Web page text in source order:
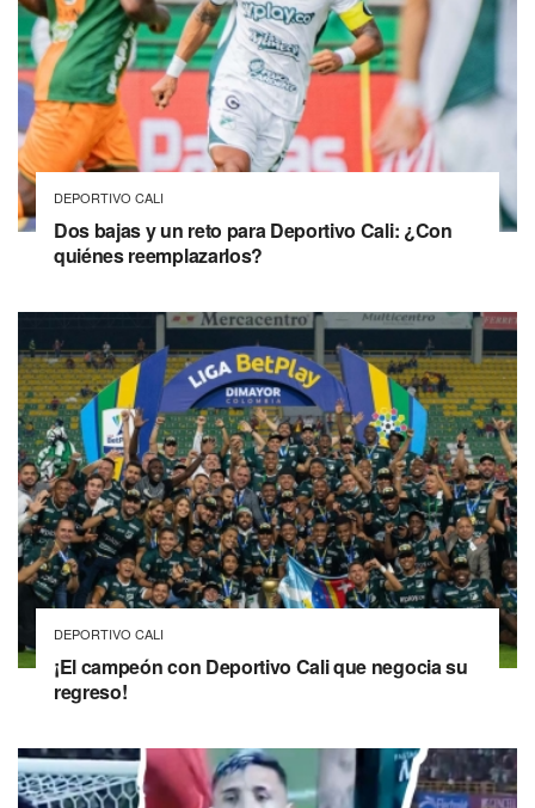
DEPORTIVO CALI
Dos bajas y un reto para Deportivo Cali: ¿Con
quiénes reemplazarlos?
DEPORTIVO CALI
¡El campeón con Deportivo Cali que negocia su
regreso!